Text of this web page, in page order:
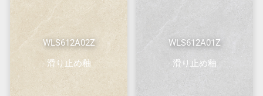
WLS612A02Z
滑り止め釉
WLS612A01Z
滑り止め釉